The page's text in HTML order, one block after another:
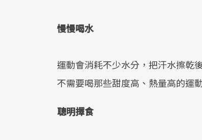
慢慢喝水
運動會消耗不少水分，把汗水擦乾
不需要喝那些甜度高、熱量高的運
聰明擇食